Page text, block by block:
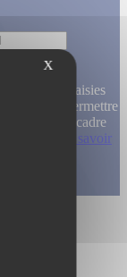
saisies
pour permettre
dans le cadre
En savoir
X